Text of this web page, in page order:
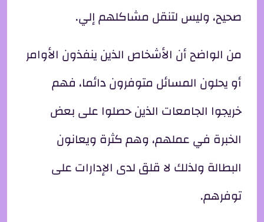
صحيح، وليس لتنقل مشاكلهم إلي.
من الواضح أن الأشخاص الذين ينفذون الأوامر
أو يحلون المسائل متوفرون دائما، فهم
خريجوا الجامعات الذين حصلوا على بعض
الخبرة في عملهم، وهم كثرة ويعانون
البطالة ولذلك لا قلق لدى الإدارات على
توفرهم.